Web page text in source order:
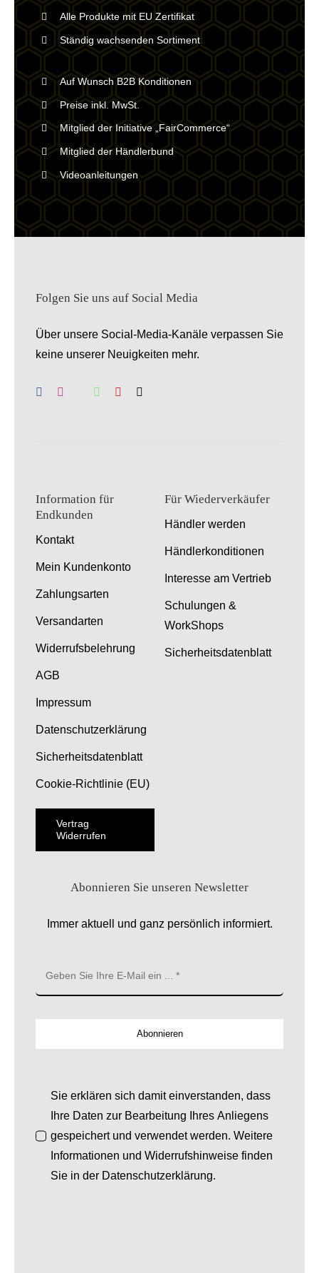
Alle Produkte mit EU Zertifikat
Ständig wachsenden Sortiment
Auf Wunsch B2B Konditionen
Preise inkl. MwSt.
Mitglied der Initiative „FairCommerce“
Mitglied der Händlerbund
Videoanleitungen
Folgen Sie uns auf Social Media
Über unsere Social-Media-Kanäle verpassen Sie
keine unserer Neuigkeiten mehr.
Information für
Endkunden
Kontakt
Mein Kundenkonto
Zahlungsarten
Versandarten
Widerrufsbelehrung
AGB
Impressum
Datenschutzerklärung
Sicherheitsdatenblatt
Cookie-Richtlinie (EU)
Vertrag
Widerrufen
Für Wiederverkäufer
Händler werden
Händlerkonditionen
Interesse am Vertrieb
Schulungen &
WorkShops
Sicherheitsdatenblatt
Abonnieren Sie unseren Newsletter
Immer aktuell und ganz persönlich informiert.
Abonnieren
Sie erklären sich damit einverstanden, dass
Ihre Daten zur Bearbeitung Ihres Anliegens
gespeichert und verwendet werden. Weitere
Informationen und Widerrufshinweise finden
Sie in der Datenschutzerklärung.